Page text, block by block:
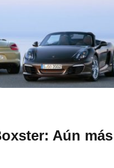
Aún más